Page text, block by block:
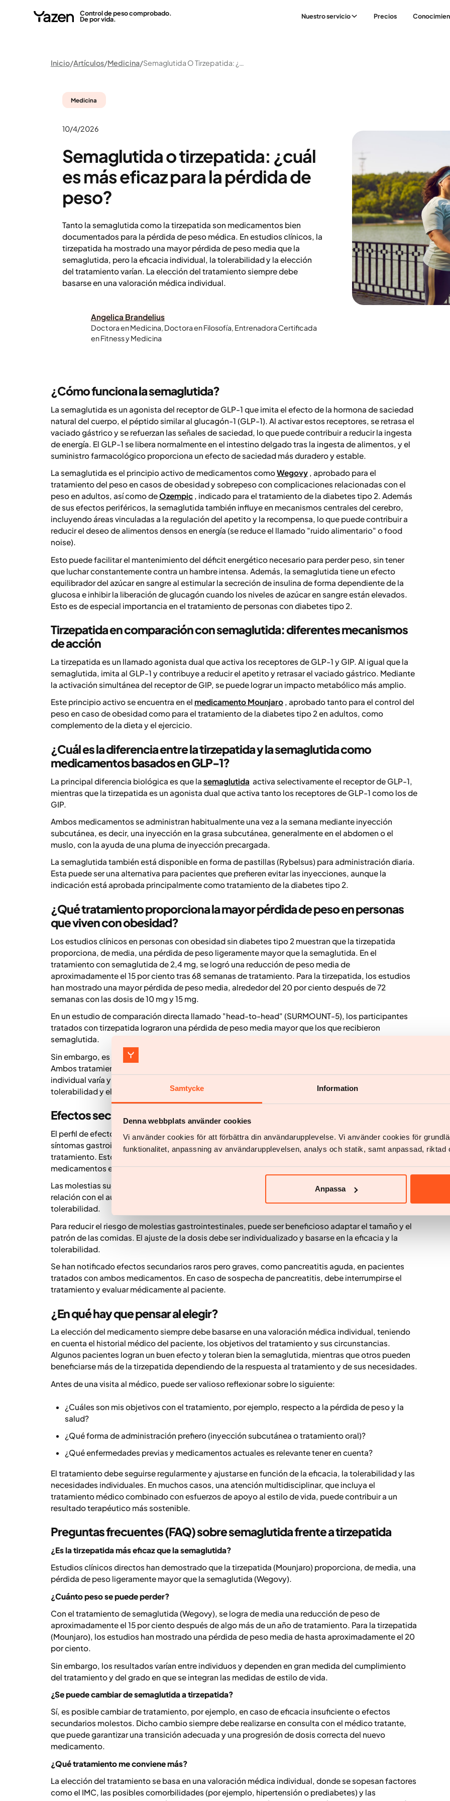
Samtycke Information
Denna webbplats använder cookies
Vi använder cookies för att förbättra din användarupplevelse. Vi använder cookies för
funktionalitet, anpassning av användarupplevelsen, analys och statik, samt anpassad, riktad
Anpassa
Control de peso comprobado.
De por vida. Nuestro servicio Precios
Inicio Artículos Medicina Semaglutida O Tirzepatida: ¿cuál Es Más Eficaz Para La Pérdida De Peso?
Medicina
10/4/2026
Semaglutida o tirzepatida: ¿cuál
es más eficaz para la pérdida de
peso?
Tanto la semaglutida como la tirzepatida son medicamentos bien
documentados para la pérdida de peso médica. En estudios clínicos, la
tirzepatida ha mostrado una mayor pérdida de peso media que la
semaglutida, pero la eficacia individual, la tolerabilidad y la elección
del tratamiento varían. La elección del tratamiento siempre debe
basarse en una valoración médica individual.
Angelica Brandelius
Doctora en Medicina, Doctora en Filosofía, Entrenadora Certificada
en Fitness y Medicina
¿Cómo funciona la semaglutida?
La semaglutida es un agonista del receptor de GLP-1 que imita el efecto de la hormona de saciedad
natural del cuerpo, el péptido similar al glucagón-1 (GLP-1). Al activar estos receptores, se retrasa el
vaciado gástrico y se refuerzan las señales de saciedad, lo que puede contribuir a reducir la ingesta
de energía. El GLP-1 se libera normalmente en el intestino delgado tras la ingesta de alimentos, y el
suministro farmacológico proporciona un efecto de saciedad más duradero y estable.
La semaglutida es el principio activo de medicamentos comoWegovy , aprobado para el
tratamiento del peso en casos de obesidad y sobrepeso con complicaciones relacionadas con el
peso en adultos, así como deOzempic , indicado para el tratamiento de la diabetes tipo 2. Además
de sus efectos periféricos, la semaglutida también influye en mecanismos centrales del cerebro,
incluyendo áreas vinculadas a la regulación del apetito y la recompensa, lo que puede contribuir a
reducir el deseo de alimentos densos en energía (se reduce el llamado "ruido alimentario" ofood
noise).
Esto puede facilitar el mantenimiento del déficit energético necesario para perder peso, sin tener
que luchar constantemente contra un hambre intensa. Además, la semaglutida tiene un efecto
equilibrador del azúcar en sangre al estimular la secreción de insulina de forma dependiente de la
glucosa e inhibir la liberación de glucagón cuando los niveles de azúcar en sangre están elevados.
Esto es de especial importancia en el tratamiento de personas con diabetes tipo 2.
Tirzepatida en comparación con semaglutida: diferentes mecanismos
de acción
La tirzepatida es un llamado agonista dual que activa los receptores de GLP-1 y GIP. Al igual que la
semaglutida, imita al GLP-1 y contribuye a reducir el apetito y retrasar el vaciado gástrico. Mediante
la activación simultánea del receptor de GIP, se puede lograr un impacto metabólico más amplio.
Este principio activo se encuentra en el medicamento Mounjaro , aprobado tanto para el control del
peso en caso de obesidad como para el tratamiento de la diabetes tipo 2 en adultos, como
complemento de la dieta y el ejercicio.
¿Cuál es la diferencia entre la tirzepatida y la semaglutida como
medicamentos basados en GLP-1?
La principal diferencia biológica es que la semaglutida activa selectivamente el receptor de GLP-1,
mientras que la tirzepatida es un agonista dual que activa tanto los receptores de GLP-1 como los de
GIP.
Ambos medicamentos se administran habitualmente una vez a la semana mediante inyección
subcutánea, es decir, una inyección en la grasa subcutánea, generalmente en el abdomen o el
muslo, con la ayuda de una pluma de inyección precargada.
La semaglutida también está disponible en forma de pastillas (Rybelsus) para administración diaria.
Esta puede ser una alternativa para pacientes que prefieren evitar las inyecciones, aunque la
indicación está aprobada principalmente como tratamiento de la diabetes tipo 2.
¿Qué tratamiento proporciona la mayor pérdida de peso en personas
que viven con obesidad?
Los estudios clínicos en personas con obesidad sin diabetes tipo 2 muestran que la tirzepatida
proporciona, de media, una pérdida de peso ligeramente mayor que la semaglutida. En el
tratamiento con semaglutida de 2,4 mg, se logró una reducción de peso media de
aproximadamente el 15 por ciento tras 68 semanas de tratamiento. Para la tirzepatida, los estudios
han mostrado una mayor pérdida de peso media, alrededor del 20 por ciento después de 72
semanas con las dosis de 10 mg y 15 mg.
En un estudio de comparación directa llamado "head-to-head" (SURMOUNT-5), los participantes
tratados con tirzepatida lograron una pérdida de peso media mayor que los que recibieron
semaglutida.
Sin embargo, es importante destacar que estos resultados se refieren a promedios a nivel de grupo.
Ambos tratamientos proporcionan una pérdida de peso clínicamente significativa. El efecto
individual varía y se ve influenciado, entre otros factores, por el cumplimiento del tratamiento, la
tolerabilidad y el grado en que se integran las medidas de estilo de vida en el tratamiento.
Efectos secundarios: ¿hay diferencias?
El perfil de efectos secundarios de la semaglutida y la tirzepatida es muy similar y está dominado por
síntomas gastrointestinales como náuseas, diarrea y estreñimiento, especialmente al inicio del
tratamiento. Estos efectos secundarios están relacionados principalmente con los efectos de los
medicamentos en el vaciado gástrico y los mecanismos centrales de regulación del apetito.
Las molestias suelen ser más pronunciadas durante las primeras semanas de tratamiento o en
relación con el aumento de la dosis. Por ello, se utiliza un aumento gradual de la dosis para mejorar la
tolerabilidad.
Para reducir el riesgo de molestias gastrointestinales, puede ser beneficioso adaptar el tamaño y el
patrón de las comidas. El ajuste de la dosis debe ser individualizado y basarse en la eficacia y la
tolerabilidad.
Se han notificado efectos secundarios raros pero graves, como pancreatitis aguda, en pacientes
tratados con ambos medicamentos. En caso de sospecha de pancreatitis, debe interrumpirse el
tratamiento y evaluar médicamente al paciente.
¿En qué hay que pensar al elegir?
La elección del medicamento siempre debe basarse en una valoración médica individual, teniendo
en cuenta el historial médico del paciente, los objetivos del tratamiento y sus circunstancias.
Algunos pacientes logran un buen efecto y toleran bien la semaglutida, mientras que otros pueden
beneficiarse más de la tirzepatida dependiendo de la respuesta al tratamiento y de sus necesidades.
Antes de una visita al médico, puede ser valioso reflexionar sobre lo siguiente:
¿Cuáles son mis objetivos con el tratamiento, por ejemplo, respecto a la pérdida de peso y la
salud?
¿Qué forma de administración prefiero (inyección subcutánea o tratamiento oral)?
¿Qué enfermedades previas y medicamentos actuales es relevante tener en cuenta?
El tratamiento debe seguirse regularmente y ajustarse en función de la eficacia, la tolerabilidad y las
necesidades individuales. En muchos casos, una atención multidisciplinar, que incluya el
tratamiento médico combinado con esfuerzos de apoyo al estilo de vida, puede contribuir a un
resultado terapéutico más sostenible.
Preguntas frecuentes (FAQ) sobre semaglutida frente a tirzepatida
¿Es la tirzepatida más eficaz que la semaglutida?
Estudios clínicos directos han demostrado que la tirzepatida (Mounjaro) proporciona, de media, una
pérdida de peso ligeramente mayor que la semaglutida (Wegovy).
¿Cuánto peso se puede perder?
Con el tratamiento de semaglutida (Wegovy), se logra de media una reducción de peso de
aproximadamente el 15 por ciento después de algo más de un año de tratamiento. Para la tirzepatida
(Mounjaro), los estudios han mostrado una pérdida de peso media de hasta aproximadamente el 20
por ciento.
Sin embargo, los resultados varían entre individuos y dependen en gran medida del cumplimiento
del tratamiento y del grado en que se integran las medidas de estilo de vida.
¿Se puede cambiar de semaglutida a tirzepatida?
Sí, es posible cambiar de tratamiento, por ejemplo, en caso de eficacia insuficiente o efectos
secundarios molestos. Dicho cambio siempre debe realizarse en consulta con el médico tratante,
que puede garantizar una transición adecuada y una progresión de dosis correcta del nuevo
medicamento.
¿Qué tratamiento me conviene más?
La elección del tratamiento se basa en una valoración médica individual, donde se sopesan factores
como el IMC, las posibles comorbilidades (por ejemplo, hipertensión o prediabetes) y las